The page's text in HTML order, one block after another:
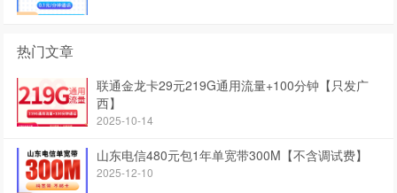
热门文章
联通金龙卡29元219G通用流量+100分钟【只发广
西】
2025-10-14
山东电信480元包1年单宽带300M【不含调试费】
2025-12-10